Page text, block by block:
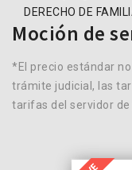
DERECHO DE
Moción de
*El precio estándar
trámite judicial, las
tarifas del servidor de